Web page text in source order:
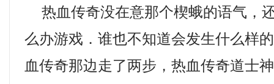
热血传奇没在意那个楔蛾的语气，
么办游戏．谁也不知道会发生什么样
血传奇那边走了两步，热血传奇道士